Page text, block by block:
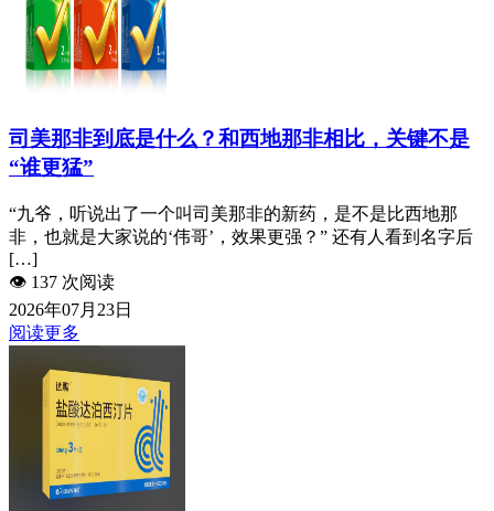
司美那非到底是什么？和西地那非相比，关键不是
“谁更猛”
“九爷，听说出了一个叫司美那非的新药，是不是比西地那
非，也就是大家说的‘伟哥’，效果更强？” 还有人看到名字后
[…]
👁️ 137 次阅读
2026年07月23日
阅读更多